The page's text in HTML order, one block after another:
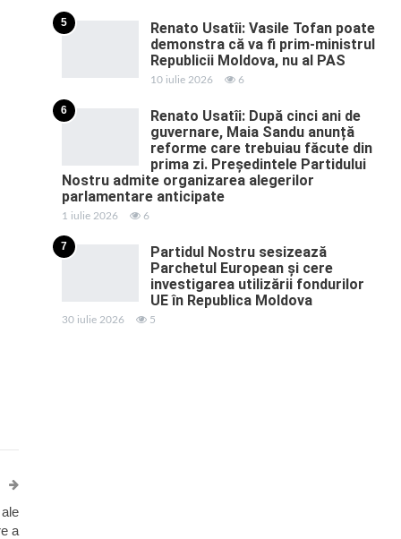
a
5
Renato Usatîi: Vasile Tofan poate
demonstra că va fi prim-ministrul
Republicii Moldova, nu al PAS
10 iulie 2026 6
6
Renato Usatîi: După cinci ani de
guvernare, Maia Sandu anunță
reforme care trebuiau făcute din
prima zi. Președintele Partidului
Nostru admite organizarea alegerilor
parlamentare anticipate
1 iulie 2026 6
7
Partidul Nostru sesizează
Parchetul European și cere
investigarea utilizării fondurilor
UE în Republica Moldova
30 iulie 2026 5